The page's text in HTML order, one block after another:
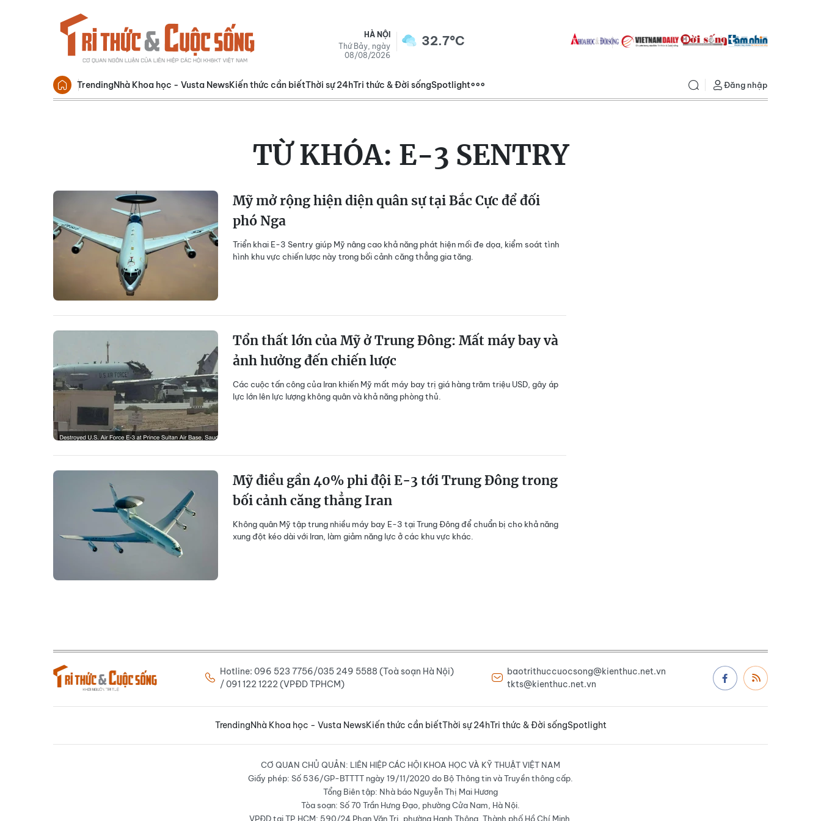
HÀ NỘI
Thứ Bảy, ngày
08/08/2026
32.7°C
TrendingNhà Khoa học - Vusta NewsKiến thức cần biếtThời sự 24hTri thức & Đời sốngSpotlight Đăng nhập
TỪ KHÓA: E-3 SENTRY
Mỹ mở rộng hiện diện quân sự tại Bắc Cực để đối
phó Nga
Triển khai E-3 Sentry giúp Mỹ nâng cao khả năng phát hiện mối đe dọa, kiểm soát tình
hình khu vực chiến lược này trong bối cảnh căng thẳng gia tăng.
Tổn thất lớn của Mỹ ở Trung Đông: Mất máy bay và
ảnh hưởng đến chiến lược
Các cuộc tấn công của Iran khiến Mỹ mất máy bay trị giá hàng trăm triệu USD, gây áp
lực lớn lên lực lượng không quân và khả năng phòng thủ.
Mỹ điều gần 40% phi đội E-3 tới Trung Đông trong
bối cảnh căng thẳng Iran
Không quân Mỹ tập trung nhiều máy bay E-3 tại Trung Đông để chuẩn bị cho khả năng
xung đột kéo dài với Iran, làm giảm năng lực ở các khu vực khác.
Hotline: 096 523 7756/035 249 5588 (Toà soạn Hà Nội)
/ 091 122 1222 (VPĐD TPHCM)
baotrithuccuocsong@kienthuc.net.vn
tkts@kienthuc.net.vn
TrendingNhà Khoa học - Vusta NewsKiến thức cần biếtThời sự 24hTri thức & Đời sốngSpotlight
CƠ QUAN CHỦ QUẢN: LIÊN HIỆP CÁC HỘI KHOA HỌC VÀ KỸ THUẬT VIỆT NAM
Giấy phép: Số 536/GP-BTTTT ngày 19/11/2020 do Bộ Thông tin và Truyền thông cấp.
Tổng Biên tập: Nhà báo Nguyễn Thị Mai Hương
Tòa soạn: Số 70 Trần Hưng Đạo, phường Cửa Nam, Hà Nội.
VPĐD tại TP.HCM: 590/24 Phan Văn Trị, phường Hạnh Thông, Thành phố Hồ Chí Minh.